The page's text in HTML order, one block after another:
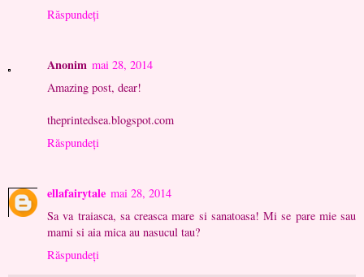
Răspundeți
Anonim mai 28, 2014
Amazing post, dear!
theprintedsea.blogspot.com
Răspundeți
ellafairytale mai 28, 2014
Sa va traiasca, sa creasca mare si sanatoasa! Mi se pare mie sau
mami si aia mica au nasucul tau?
Răspundeți